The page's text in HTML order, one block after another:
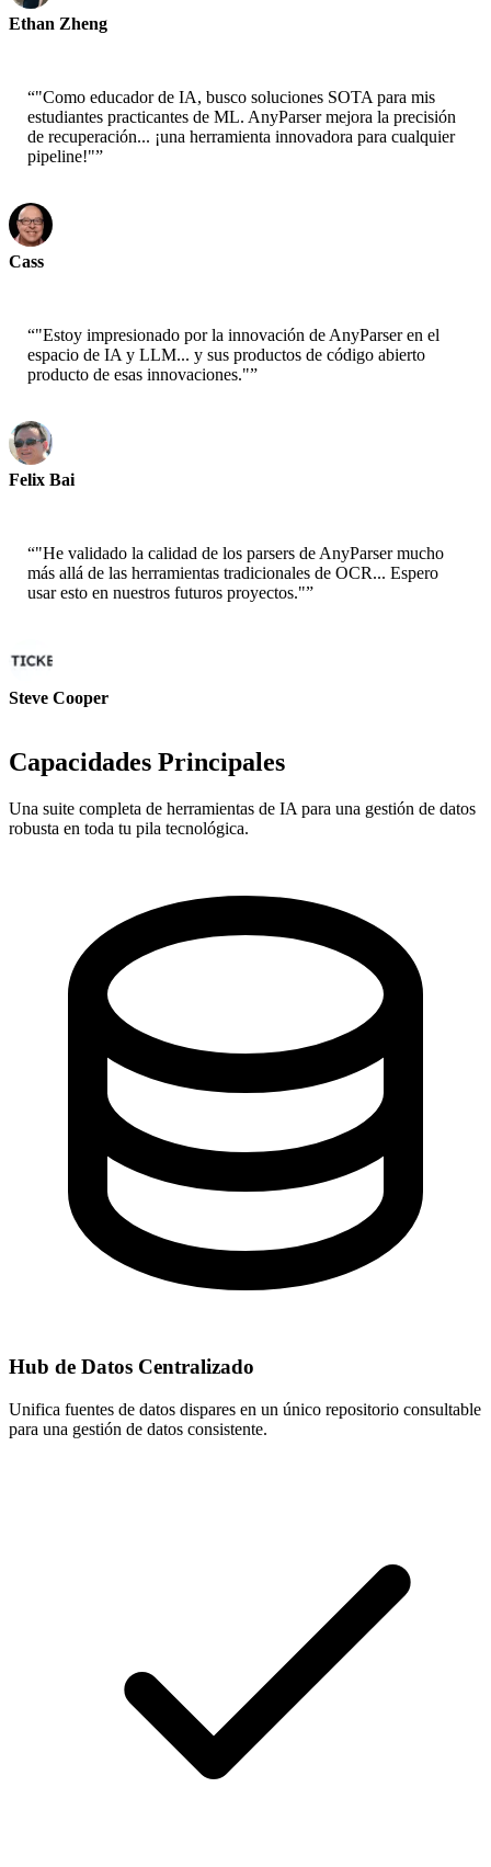
Ethan Zheng
“"Como educador de IA, busco soluciones SOTA para mis
estudiantes practicantes de ML. AnyParser mejora la precisión
de recuperación... ¡una herramienta innovadora para cualquier
pipeline!"”
Cass
“"Estoy impresionado por la innovación de AnyParser en el
espacio de IA y LLM... y sus productos de código abierto
producto de esas innovaciones."”
Felix Bai
“"He validado la calidad de los parsers de AnyParser mucho
más allá de las herramientas tradicionales de OCR... Espero
usar esto en nuestros futuros proyectos."”
Steve Cooper
Capacidades Principales
Una suite completa de herramientas de IA para una gestión de datos
robusta en toda tu pila tecnológica.
Hub de Datos Centralizado
Unifica fuentes de datos dispares en un único repositorio consultable
para una gestión de datos consistente.